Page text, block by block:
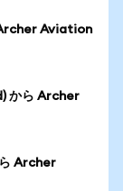
Aviation
から Archer
Archer